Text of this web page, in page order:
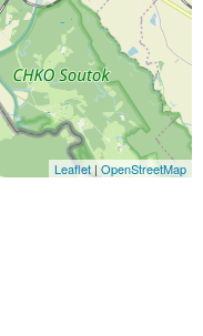
Leaflet | OpenStreetMap